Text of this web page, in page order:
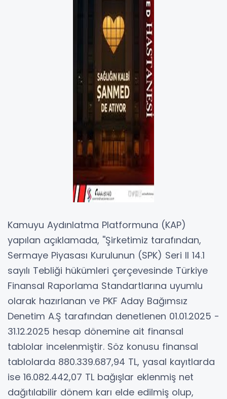
Kamuyu Aydınlatma Platformuna (KAP)
yapılan açıklamada, ''Şirketimiz tarafından,
Sermaye Piyasası Kurulunun (SPK) Seri II 14.1
sayılı Tebliği hükümleri çerçevesinde Türkiye
Finansal Raporlama Standartlarına uyumlu
olarak hazırlanan ve PKF Aday Bağımsız
Denetim A.Ş tarafından denetlenen 01.01.2025 -
31.12.2025 hesap dönemine ait finansal
tablolar incelenmiştir. Söz konusu finansal
tablolarda 880.339.687,94 TL, yasal kayıtlarda
ise 16.082.442,07 TL bağışlar eklenmiş net
dağıtılabilir dönem karı elde edilmiş olup,